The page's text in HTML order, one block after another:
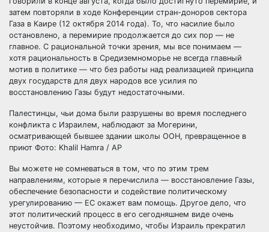
затем повторяли в ходе Конференции стран-доноров сектора
Газа в Каире (12 октября 2014 года). То, что насилие было
остановлено, а перемирие продолжается до сих пор — не
главное. С рациональной точки зрения, мы все понимаем —
хотя рациональность в Средиземноморье не всегда главный
мотив в политике — что без работы над реализацией принципа
двух государств для двух народов все усилия по
восстановлению Газы будут недостаточными.
Палестинцы, чьи дома были разрушены во время последнего
конфликта с Израилем, наблюдают за Могерини,
осматривающей бывшее здании школы ООН, превращенное в
приют Фото: Khalil Hamra / AP
Вы можете не сомневаться в том, что по этим трем
направлениям, которые я перечислила — восстановление Газы,
обеспечение безопасности и содействие политическому
урегулированию — ЕС окажет вам помощь. Другое дело, что
этот политический процесс в его сегодняшнем виде очень
неустойчив. Поэтому необходимо, чтобы Израиль прекратил